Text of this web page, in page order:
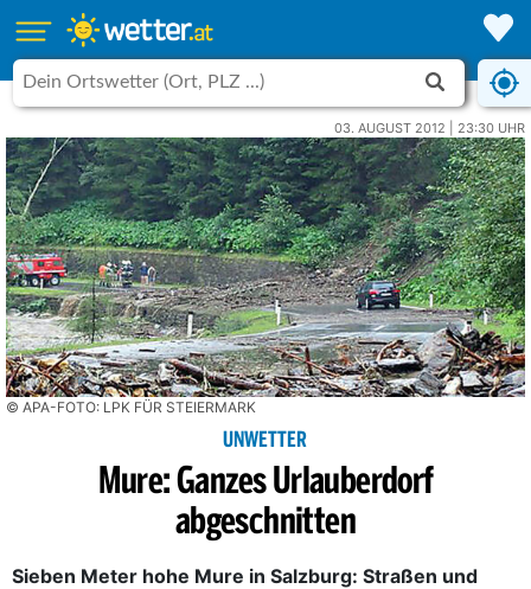
03. AUGUST 2012 | 23:30 UHR
© APA-FOTO: LPK FÜR STEIERMARK
UNWETTER
Mure: Ganzes Urlauberdorf
abgeschnitten
Sieben Meter hohe Mure in Salzburg: Straßen und